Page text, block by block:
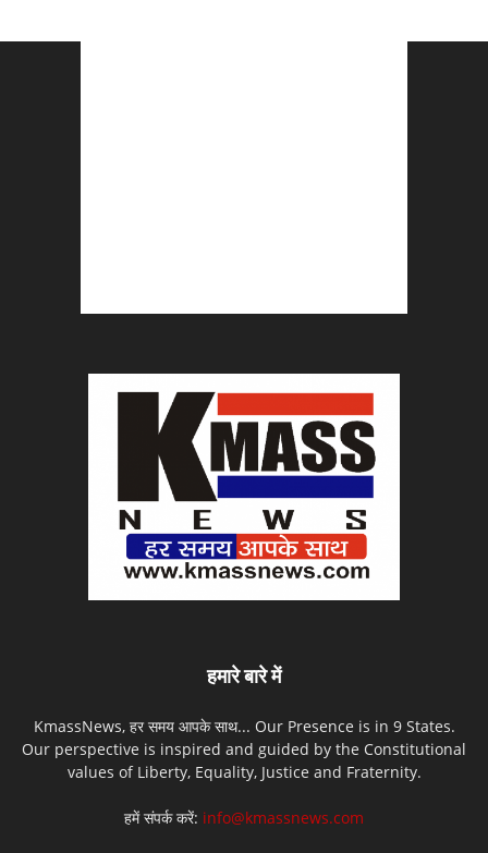
हमारे बारे में
KmassNews, हर समय आपके साथ... Our Presence is in 9 States.
Our perspective is inspired and guided by the Constitutional
values of Liberty, Equality, Justice and Fraternity.
हमें संपर्क करें: info@kmassnews.com